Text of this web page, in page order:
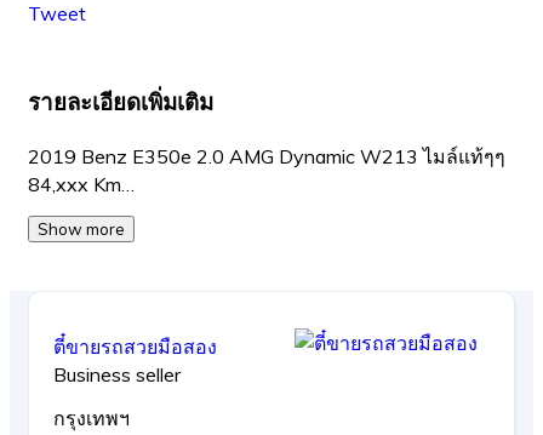
Tweet
รายละเอียดเพิ่มเติม
2019 Benz E350e 2.0 AMG Dynamic W213 ไมล์แท้ๆๆ
84,xxx Km…
Show more
ตี๋ขายรถสวยมือสอง
Business seller
กรุงเทพฯ